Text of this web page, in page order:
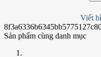
Viết
Sản phẩm cùng danh mục